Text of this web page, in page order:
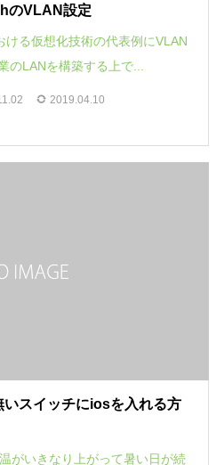
のVLAN設定
る仮想化技術の代表例にVLAN
のLANを構築する上で...
2019.04.10
いスイッチにiosを入れる方
がいきなり上がって暑い日が続